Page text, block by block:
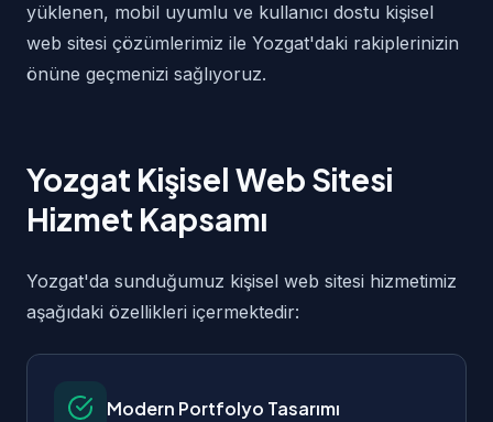
yüklenen, mobil uyumlu ve kullanıcı dostu kişisel
web sitesi çözümlerimiz ile Yozgat'daki rakiplerinizin
önüne geçmenizi sağlıyoruz.
Yozgat Kişisel Web Sitesi
Hizmet Kapsamı
Yozgat'da sunduğumuz kişisel web sitesi hizmetimiz
aşağıdaki özellikleri içermektedir:
Modern Portfolyo Tasarımı